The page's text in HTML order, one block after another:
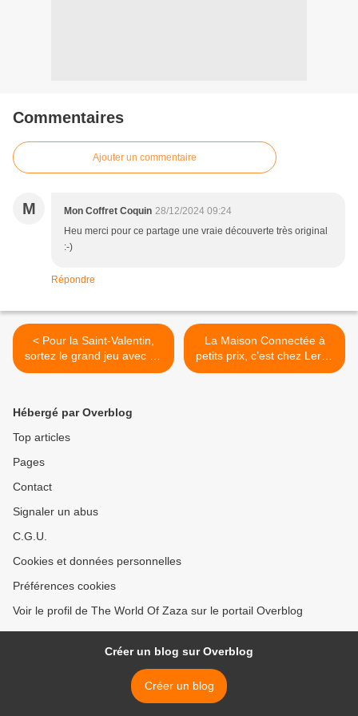
Commentaires
Ajouter un commentaire
M Mon Coffret Coquin 28/12/2024 09:24
Heu merci pour ce partage une vraie découverte très original
:-)
Répondre
< Pour la Saint-Valentin,
sortez le grand jeu avec La
Sultane de Saba
La Maison Connectée à
petits prix, c’est chez Leroy
Merlin avec Enki >
Hébergé par Overblog
Top articles
Pages
Contact
Signaler un abus
C.G.U.
Cookies et données personnelles
Préférences cookies
Voir le profil de The World Of Zaza sur le portail Overblog
Créer un blog sur Overblog
Créer un blog